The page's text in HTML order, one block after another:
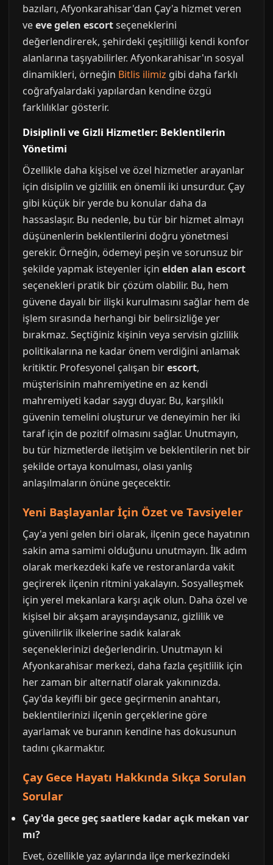
bazıları, Afyonkarahisar'dan Çay'a hizmet veren
veeve gelen escortseçeneklerini
değerlendirerek, şehirdeki çeşitliliği kendi konfor
alanlarına taşıyabilirler. Afyonkarahisar'ın sosyal
dinamikleri, örneğin Bitlis ilimiz gibi daha farklı
coğrafyalardaki yapılardan kendine özgü
farklılıklar gösterir.
Disiplinli ve Gizli Hizmetler: Beklentilerin
Yönetimi
Özellikle daha kişisel ve özel hizmetler arayanlar
için disiplin ve gizlilik en önemli iki unsurdur. Çay
gibi küçük bir yerde bu konular daha da
hassaslaşır. Bu nedenle, bu tür bir hizmet almayı
düşünenlerin beklentilerini doğru yönetmesi
gerekir. Örneğin, ödemeyi peşin ve sorunsuz bir
şekilde yapmak isteyenler için elden alan escort
seçenekleri pratik bir çözüm olabilir. Bu, hem
güvene dayalı bir ilişki kurulmasını sağlar hem de
işlem sırasında herhangi bir belirsizliğe yer
bırakmaz. Seçtiğiniz kişinin veya servisin gizlilik
politikalarına ne kadar önem verdiğini anlamak
kritiktir. Profesyonel çalışan birescort,
müşterisinin mahremiyetine en az kendi
mahremiyeti kadar saygı duyar. Bu, karşılıklı
güvenin temelini oluşturur ve deneyimin her iki
taraf için de pozitif olmasını sağlar. Unutmayın,
bu tür hizmetlerde iletişim ve beklentilerin net bir
şekilde ortaya konulması, olası yanlış
anlaşılmaların önüne geçecektir.
Yeni Başlayanlar İçin Özet ve Tavsiyeler
Çay'a yeni gelen biri olarak, ilçenin gece hayatının
sakin ama samimi olduğunu unutmayın. İlk adım
olarak merkezdeki kafe ve restoranlarda vakit
geçirerek ilçenin ritmini yakalayın. Sosyalleşmek
için yerel mekanlara karşı açık olun. Daha özel ve
kişisel bir akşam arayışındaysanız, gizlilik ve
güvenilirlik ilkelerine sadık kalarak
seçeneklerinizi değerlendirin. Unutmayın ki
Afyonkarahisar merkezi, daha fazla çeşitlilik için
her zaman bir alternatif olarak yakınınızda.
Çay'da keyifli bir gece geçirmenin anahtarı,
beklentilerinizi ilçenin gerçeklerine göre
ayarlamak ve buranın kendine has dokusunun
tadını çıkarmaktır.
Çay Gece Hayatı Hakkında Sıkça Sorulan
Sorular
Çay'da gece geç saatlere kadar açık mekan var
mı?
Evet, özellikle yaz aylarında ilçe merkezindeki